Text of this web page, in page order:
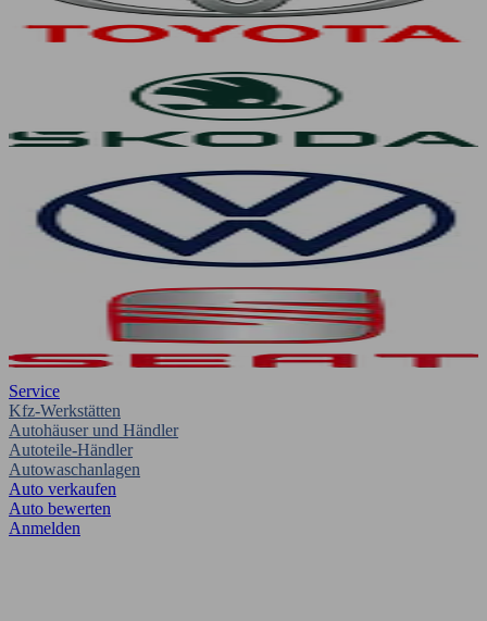
Service
Kfz-Werkstätten
Autohäuser und Händler
Autoteile-Händler
Autowaschanlagen
Auto verkaufen
Auto bewerten
Anmelden